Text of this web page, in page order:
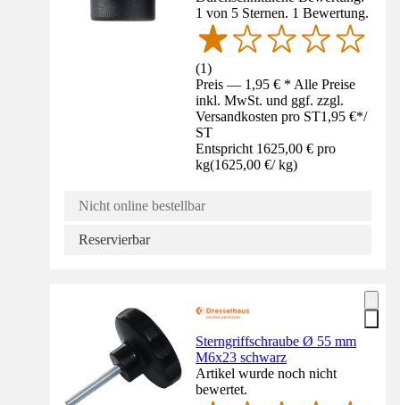
1 von 5 Sternen. 1 Bewertung.
(1)
Preis — 1,95 € * Alle Preise
inkl. MwSt. und ggf. zzgl.
Versandkosten pro ST1,95 €*/
ST
Entspricht 1625,00 € pro
kg(1625,00 €/ kg)
Nicht online bestellbar
Reservierbar
Sterngriffschraube Ø 55 mm
M6x23 schwarz
Artikel wurde noch nicht
bewertet.